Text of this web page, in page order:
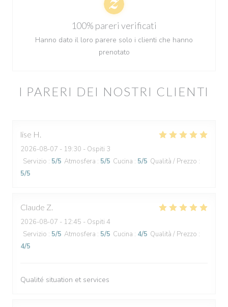
I PARERI DEI NOSTRI CLIENTI
lise H
2026-08-07 - 19:30 - Ospiti 3
Servizio : 5/5 Atmosfera : 5/5 Cucina : 5/5 Qualità / Prezzo :
5/5
Claude Z
2026-08-07 - 12:45 - Ospiti 4
Servizio : 5/5 Atmosfera : 5/5 Cucina : 4/5 Qualità / Prezzo :
4/5
Qualité situation et services
100% pareri verificati
Hanno dato il loro parere solo i clienti che hanno
prenotato